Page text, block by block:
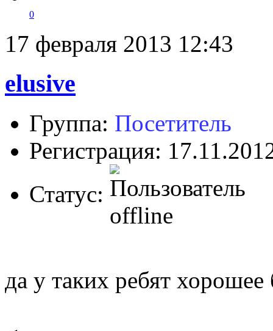
0
17 февраля 2013 12:43
elusive
Группа: Посетитель
Регистрация:
Статус:
да у таких ребят